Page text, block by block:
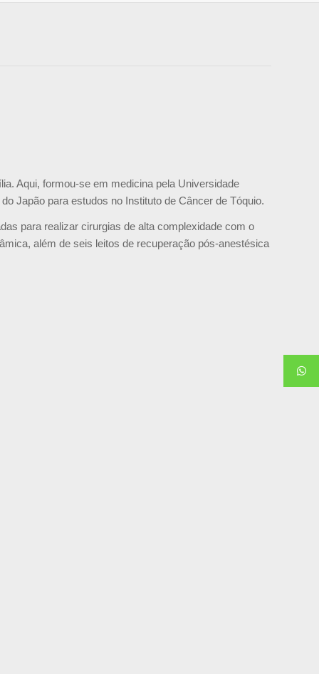
Aqui, formou-se em medicina pela Universidade
Japão para estudos no Instituto de Câncer de Tóquio.
para realizar cirurgias de alta complexidade com o
além de seis leitos de recuperação pós-anestésica